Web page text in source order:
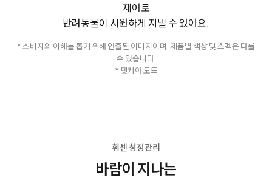
제어로
반려동물이 시원하게 지낼 수 있어요.
* 소비자의 이해를 돕기 위해 연출된 이미지이며, 제품별 색상 및 스펙은 다를
수 있습니다.
* 펫케어 모드
휘센 청정관리
바람이 지나는